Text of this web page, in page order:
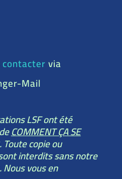
contactervia
Mail
LSF ont été
COMMENT ÇA SE
Toute copie ou
interdits sans notre
vous en